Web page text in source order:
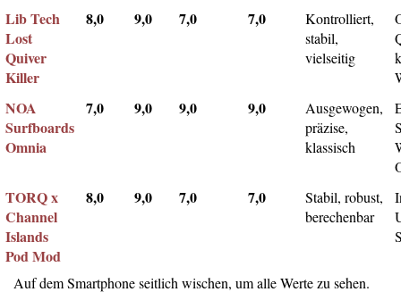
Lib Tech
Lost
Quiver
Killer
8,0 9,0 7,0 7,0
Kontrolliert,
stabil,
vielseitig
NOA
Surfboards
Omnia
7,0 9,0 9,0 9,0
Ausgewogen,
präzise,
klassisch
TORQ x
Channel
Islands
Pod Mod
8,0 9,0 7,0 7,0
Stabil, robust,
berechenbar
Auf dem Smartphone seitlich wischen, um alle Werte zu sehen.